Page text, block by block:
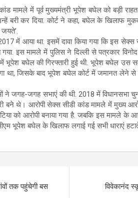
कांड मामले में पूर्व मुख्यमंत्री भूपेश बघेल को बड़ी
बरी कर दिया. कोर्ट ने कहा, बघेल के खिलाफ
में आया था. इसमें दावा किया गया कि इस
इस मामले में पुलिस ने दिल्ली से पत्रकार
भूपेश बघेल की गिरफ्तारी हुई थी. भूपेश बघेल
था, जिसके बाद भूपेश बघेल कोर्ट में जमानत लेने से
ने जगह-जगह सभाएं की थी. 2018 में विधानसभा
थे। आरोपी सेक्स सीडी कांड मामले में मुख्य
को आरोपी बनाया गया है. जबकि इस मामले
भूपेश बघेल के खिलाफ लगाई गई सभी धाराएं
तक पहुंचेगी बस
विवेकानंद